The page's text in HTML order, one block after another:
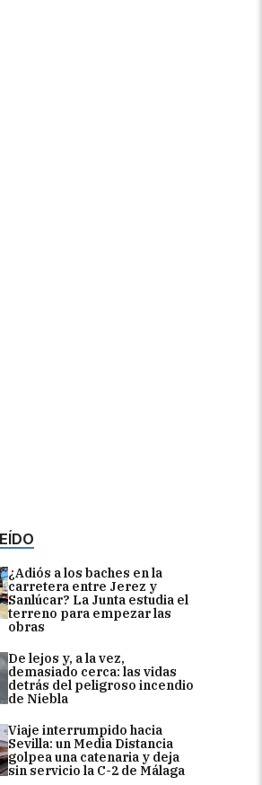
¿Adiós a los baches en la
carretera entre Jerez y
Sanlúcar? La Junta estudia el
terreno para empezar las
obras
De lejos y, a la vez,
demasiado cerca: las vidas
detrás del peligroso incendio
de Niebla
Viaje interrumpido hacia
Sevilla: un Media Distancia
golpea una catenaria y deja
sin servicio la C-2 de Málaga